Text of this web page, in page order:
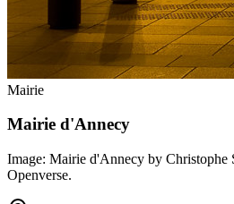
Mairie
Mairie d'Annecy
Image: Mairie d'Annecy by Christophe
Openverse.